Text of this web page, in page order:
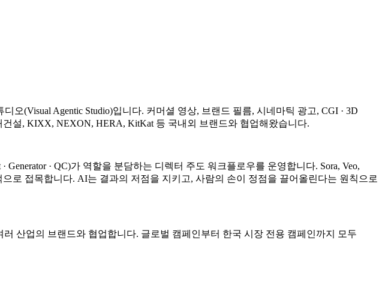
오(Visual Agentic Studio)입니다. 커머셜 영상, 브랜드 필름, 시네마틱 광고, CGI · 3D
설, KIXX, NEXON, HERA, KitKat 등 국내외 브랜드와 협업해왔습니다.
Generator · QC)가 역할을 분담하는 디렉터 주도 워크플로우를 운영합니다. Sora, Veo,
로 접목합니다. AI는 결과의 저점을 지키고, 사람의 손이 정점을 끌어올린다는 원칙으로
산업의 브랜드와 협업합니다. 글로벌 캠페인부터 한국 시장 전용 캠페인까지 모두